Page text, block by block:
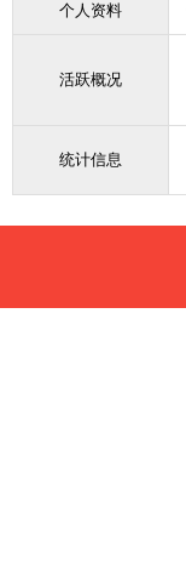
个人资料
活跃概况
统计信息